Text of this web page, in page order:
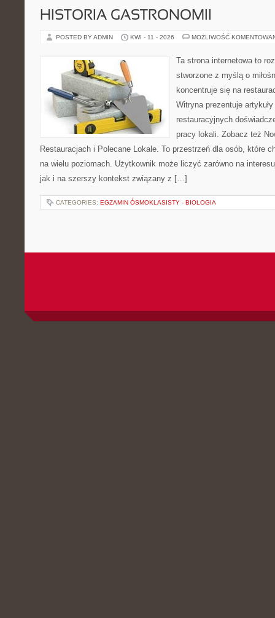
HISTORIA GASTRONOMII
POSTED BY ADMIN KWI - 11 - 2026 MOŻLIWOŚĆ
Ta strona internetowa to
stworzone z myślą o
koncentruje się na
Witryna prezentuje
restauracyjnych
pracy lokali. Zobacz też
Restauracjach i Polecane Lokale. To przestrzeń dla osób, które
na wielu poziomach. Użytkownik może liczyć zarówno na
jak i na szerszy kontekst związany z […]
CATEGORIES: EGZAMIN ÓSMOKLASISTY - BIOLOGIA